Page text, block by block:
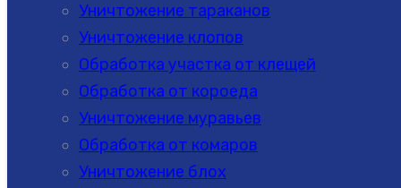
Уничтожение тараканов
Уничтожение клопов
Обработка участка от клещей
Обработка от короеда
Уничтожение муравьев
Обработка от комаров
Уничтожение блох